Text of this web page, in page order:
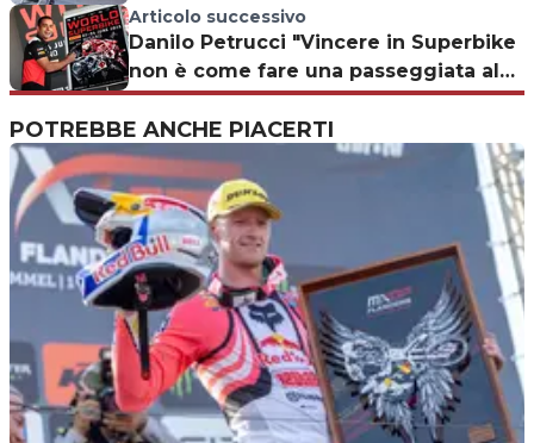
Articolo successivo
Danilo Petrucci "Vincere in Superbike
non è come fare una passeggiata al
mare"
POTREBBE ANCHE PIACERTI